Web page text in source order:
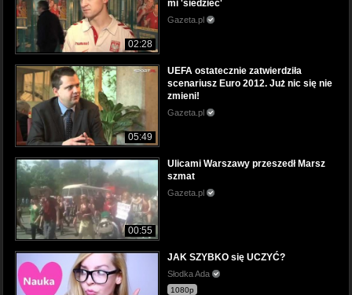
02:28
mi 'siedzieć'
Gazeta.pl
05:49
UEFA ostatecznie zatwierdziła
scenariusz Euro 2012. Już nic się nie
zmieni!
Gazeta.pl
00:55
Ulicami Warszawy przeszedł Marsz
szmat
Gazeta.pl
JAK SZYBKO się UCZYĆ?
Słodka Ada
1080p